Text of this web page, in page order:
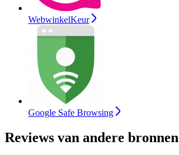
WebwinkelKeur
Google Safe Browsing
Reviews van andere bronnen